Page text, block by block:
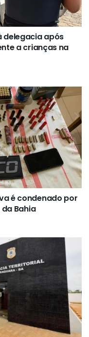
delegacia após
a crianças na
é condenado por
Bahia